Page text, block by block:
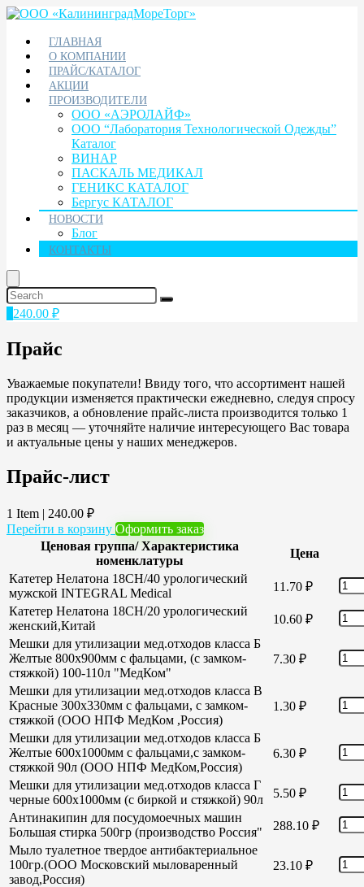
ГЛАВНАЯ
О КОМПАНИИ
ПРАЙС/КАТАЛОГ
АКЦИИ
ПРОИЗВОДИТЕЛИ
ООО «АЭРОЛАЙФ»
ООО “Лаборатория Технологической Одежды”
Каталог
ВИНАР
ПАСКАЛЬ МЕДИКАЛ
ГЕНИКС КАТАЛОГ
Бергус КАТАЛОГ
НОВОСТИ
Блог
КОНТАКТЫ
240.00 ₽
Прайс
Уважаемые покупатели! Ввиду того, что ассортимент нашей
продукции изменяется практически ежедневно, следуя спросу
заказчиков, а обновление прайс-листа производится только 1
раз в месяц — уточняйте наличие интересующего Вас товара
и актуальные цены у наших менеджеров.
Прайс-лист
1 Item | 240.00 ₽
Перейти в корзину Оформить заказ
Ценовая группа/ Характеристика
номенклатуры
Цена
Катетер Нелатона 18CH/40 урологический
мужской INTEGRAL Medical
11.70 ₽
Катетер Нелатона 18CH/20 урологический
женский,Китай
10.60 ₽
Мешки для утилизации мед.отходов класса Б
Желтые 800х900мм с фальцами, (с замком-
стяжкой) 100-110л "МедКом"
7.30 ₽
Мешки для утилизации мед.отходов класса В
Красные 300х330мм с фальцами, с замком-
стяжкой (ООО НПФ МедКом ,Россия)
1.30 ₽
Мешки для утилизации мед.отходов класса Б
Желтые 600х1000мм с фальцами,с замком-
стяжкой 90л (ООО НПФ МедКом,Россия)
6.30 ₽
Мешки для утилизации мед.отходов класса Г
черные 600х1000мм (с биркой и стяжкой) 90л
5.50 ₽
Антинакипин для посудомоечных машин
Большая стирка 500гр (производство Россия"
288.10 ₽
Мыло туалетное твердое антибактериальное
100гр.(ООО Московский мыловаренный
завод,Россия)
23.10 ₽